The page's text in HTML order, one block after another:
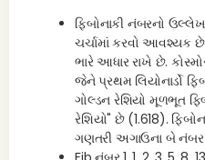
ફિબોનાકી નંબરનો ઉલ્લેખ
ચર્ચામાં કરવો આવશ્યક
ભારે આધાર રાખે છે.
જેને પ્રથમ લિયોનાર્ડો
ગોલ્ડન રેશિયો મૂળભૂત
રેશિયો" છે (1.618).
ગણતરી અગાઉના બે